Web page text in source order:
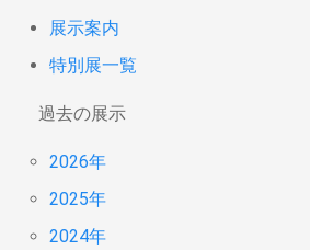
展示案内
特別展一覧
過去の展示
2026年
2025年
2024年